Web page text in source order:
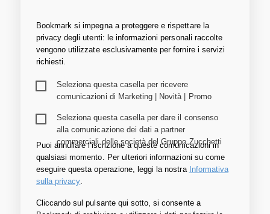
Bookmark si impegna a proteggere e rispettare la
privacy degli utenti: le informazioni personali raccolte
vengono utilizzate esclusivamente per fornire i servizi
richiesti.
Seleziona questa casella per ricevere
comunicazioni di Marketing | Novità | Promo
Seleziona questa casella per dare il consenso
alla comunicazione dei dati a partner
commerciali delle società del Gruppo Zucchetti
Puoi annullare l'iscrizione a queste comunicazioni in
qualsiasi momento. Per ulteriori informazioni su come
eseguire questa operazione, leggi la nostra Informativa
sulla privacy.
Cliccando sul pulsante qui sotto, si consente a